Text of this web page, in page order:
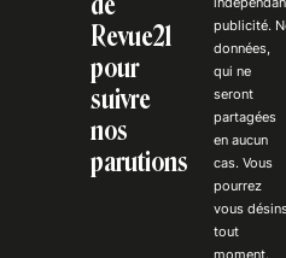
Revue21
pour
suivre
nos
parutions
publicité.
données,
qui ne
seront
partagées
en aucun
cas. Vous
pourrez
vous
tout